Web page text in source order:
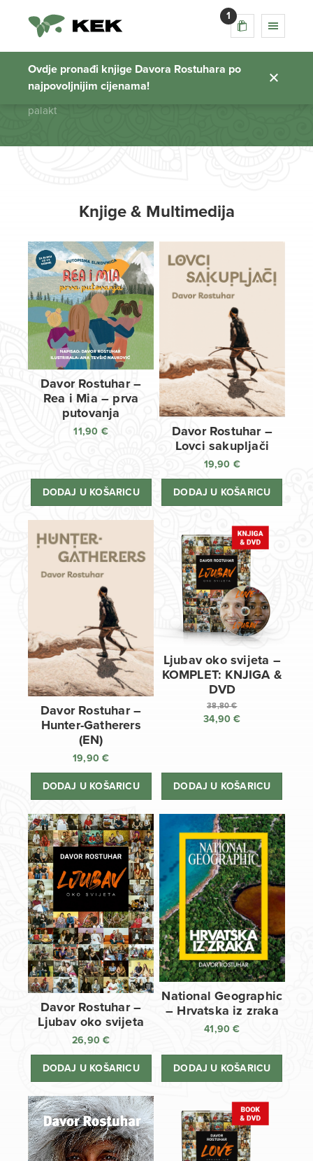
1
Ovdje pronađi knjige Davora Rostuhara po
najpovoljnijim cijenama!
palakt
Početna stranica
palakt
Knjige & Multimedija
Davor Rostuhar –
Rea i Mia – prva
putovanja
11,90 €
DODAJ U KOŠARICU
Davor Rostuhar –
Lovci sakupljači
19,90 €
DODAJ U KOŠARICU
Davor Rostuhar –
Hunter-Gatherers
(EN)
19,90€
DODAJ U KOŠARICU
Ljubav oko svijeta –
KOMPLET: KNJIGA &
DVD
38,80€
Izvorna
38,80 €.
34,90€
34,90 €.
DODAJ U KOŠARICU
Davor Rostuhar –
Ljubav oko svijeta
26,90€
DODAJ U KOŠARICU
National Geographic
– Hrvatska iz zraka
41,90€
DODAJ U KOŠARICU